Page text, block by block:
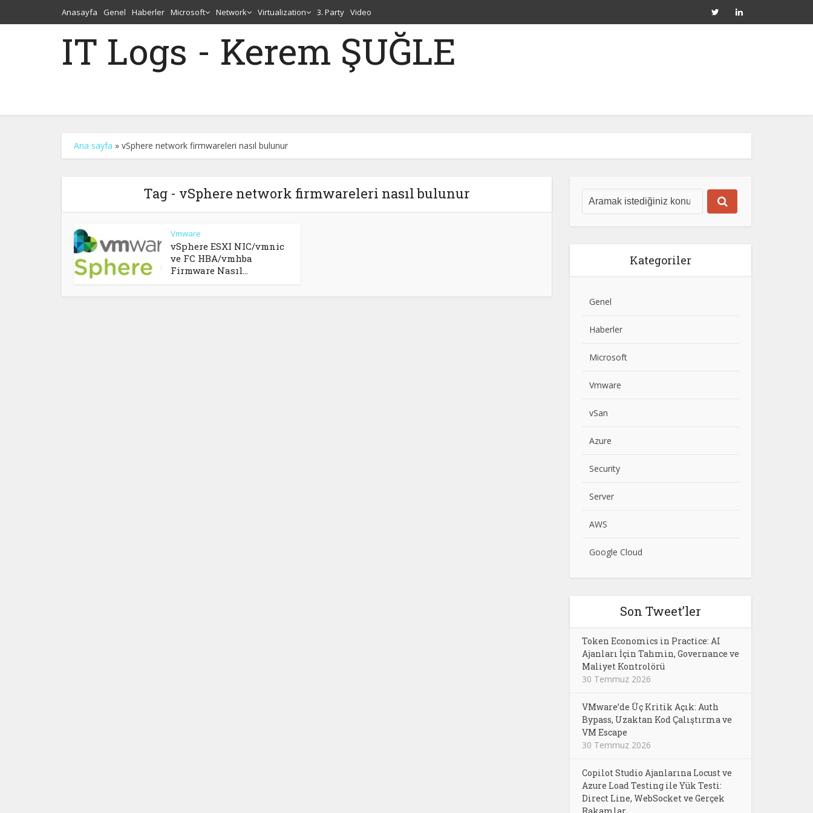
Anasayfa Genel Haberler Microsoft Network Virtualization 3. Party Video
IT Logs - Kerem ŞUĞLE
Ana sayfa » vSphere network firmwareleri nasıl bulunur
Tag - vSphere network firmwareleri nasıl bulunur
Vmware
vSphere ESXI NIC/vmnic
ve FC HBA/vmhba
Firmware Nasıl...
Kategoriler
Genel
Haberler
Microsoft
Vmware
vSan
Azure
Security
Server
AWS
Google Cloud
Son Tweet’ler
Token Economics in Practice: AI
Ajanları İçin Tahmin, Governance ve
Maliyet Kontrolörü
30 Temmuz 2026
VMware’de Üç Kritik Açık: Auth
Bypass, Uzaktan Kod Çalıştırma ve
VM Escape
30 Temmuz 2026
Copilot Studio Ajanlarına Locust ve
Azure Load Testing ile Yük Testi:
Direct Line, WebSocket ve Gerçek